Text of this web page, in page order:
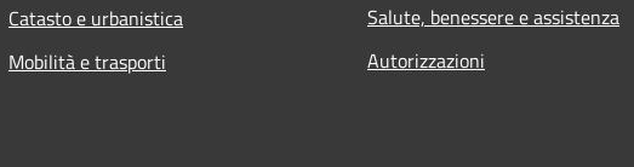
Catasto e urbanistica
Mobilità e trasporti
Salute, benessere e assistenza
Autorizzazioni